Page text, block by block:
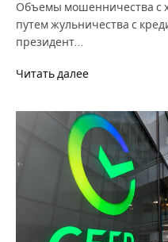
Объемы мошенничества с
путем жульничества с
президент…
Читать далее